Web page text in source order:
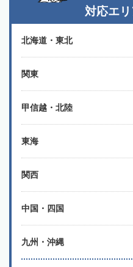
対応エ
北海道・東北
関東
甲信越・北陸
東海
関西
中国・四国
九州・沖縄